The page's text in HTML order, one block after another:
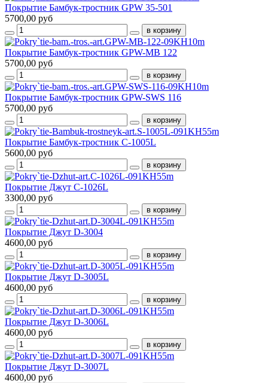
Покрытие Бамбук-тростник GPW 35-501
5700,00 руб
Покрытие Бамбук-тростник GPW-MB 122
5700,00 руб
Покрытие Бамбук-тростник GPW-SWS 116
5700,00 руб
Покрытие Бамбук-тростник С-1005L
5600,00 руб
Покрытие Джут C-1026L
3300,00 руб
Покрытие Джут D-3004
4600,00 руб
Покрытие Джут D-3005L
4600,00 руб
Покрытие Джут D-3006L
4600,00 руб
Покрытие Джут D-3007L
4600,00 руб